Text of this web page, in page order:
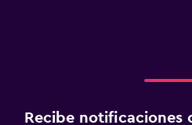
Recibe notificaciones